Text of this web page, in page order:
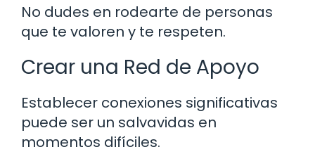
No dudes en rodearte de personas
que te valoren y te respeten.
Crear una Red de Apoyo
Establecer conexiones significativas
puede ser un salvavidas en
momentos difíciles.